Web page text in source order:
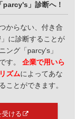
parcy's」診断へ！
からない、付き合
に診断することが
ング「parcy's」
す。企業で用いら
ズムによってあな
ことができます。
受ける